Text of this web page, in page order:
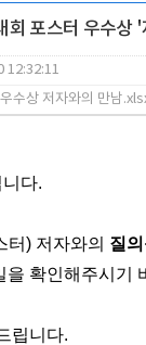
포스터 우수상
12:32:11
수상 저자와의 만남
다.
터) 저자와의 질
을 확인해주시기
립니다.